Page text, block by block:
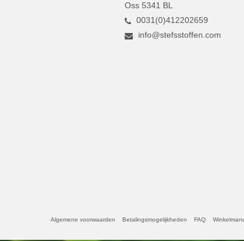
Oss 5341 BL
0031(0)412202659
info@stefsstoffen.com
Algemene voorwaarden Betalingsmogelijkheden FAQ